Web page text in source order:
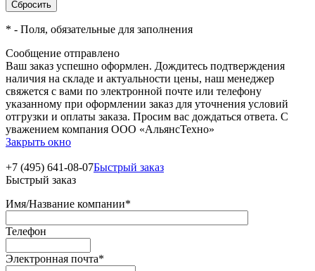
* - Поля, обязательные для заполнения
Сообщение отправлено
Ваш заказ успешно оформлен. Дождитесь подтверждения
наличия на складе и актуальности цены, наш менеджер
свяжется с вами по электронной почте или телефону
указанному при оформлении заказ для уточнения условий
отгрузки и оплаты заказа. Просим вас дождаться ответа. С
уважением компания ООО «АльянсТехно»
Закрыть окно
+7 (495) 641-08-07Быстрый заказ
Быстрый заказ
Имя/Название компании*
Телефон
Электронная почта*